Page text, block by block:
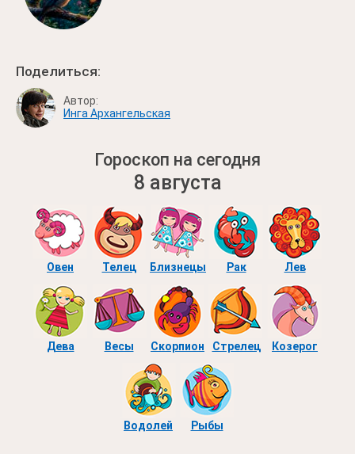
Поделиться:
Автор:
Инга Архангельская
Гороскоп на сегодня
8 августа
Овен Телец Близнецы Рак Лев
Дева Весы Скорпион Стрелец Козерог
Водолей Рыбы